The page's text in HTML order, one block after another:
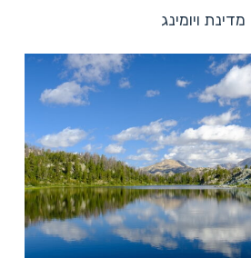
מדינת ויומינג